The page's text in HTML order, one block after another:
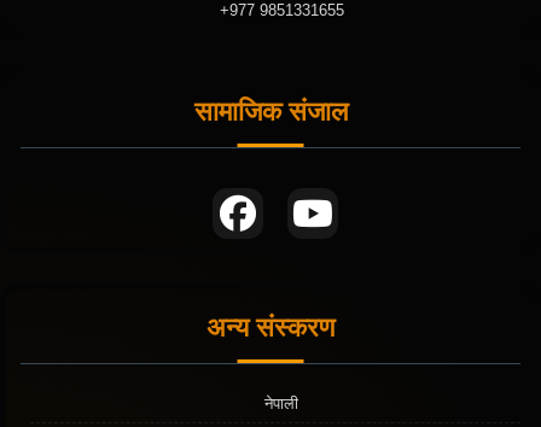
+977 9851331655
सामाजिक संजाल
अन्य संस्करण
नेपाली